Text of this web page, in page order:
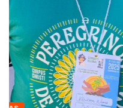
NOTÍCIAS